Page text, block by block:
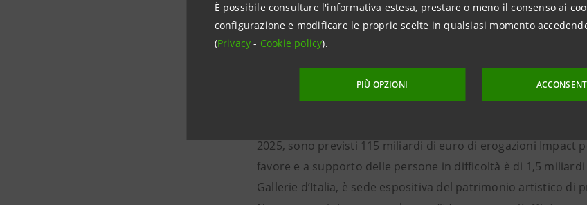
È possibile consultare l'informativa estesa, prestare o meno il consenso ai
configurazione e modificare le proprie scelte in qualsiasi momento
(Privacy- Cookie policy).
PIÙ OPZIONI
Intesa Sanpaolo
Media Relations Banca dei Territori e Media Locali
stampa@intesasanpaolo.com
Intesa Sanpaolo, con 422 miliardi di euro di impieghi e
fine dicembre 2024, è il maggior gruppo bancario in Italia
livello europeo nel wealth management, con un forte
2025, sono previsti 115 miliardi di euro di erogazioni Impact
favore e a supporto delle persone in difficoltà è di 1,5
Gallerie d’Italia, è sede espositiva del patrimonio artistico